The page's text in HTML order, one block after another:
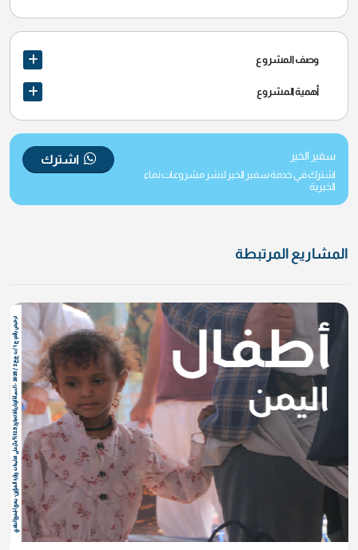
وصف المشروع
أهمية المشروع
سفير الخير
اشترك في خدمة سفير الخير لنشر مشروعات نماء
الخيرية
اشترك
المشاريع المرتبطة